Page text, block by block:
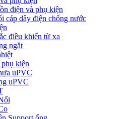
điện và phụ kiện
cáp dây điện chống nước
điều khiển từ xa
ngắt
kiện
uPVC
uPVC